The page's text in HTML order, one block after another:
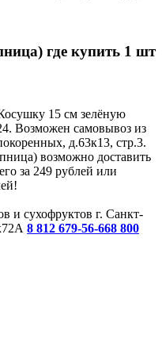
где купить 1 шт
15 см зелёную
Возможен самовывоз из
д.63к13, стр.3.
возможно доставить
за 249 рублей или
г. Санкт-
8 812 679-56-668 800